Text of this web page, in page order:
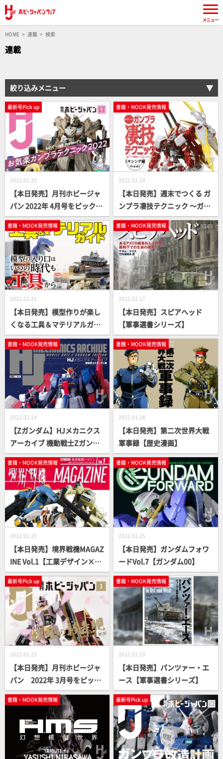
HOME 連載 検索
連載
絞り込みメニュー
最新号Pick up
2022.02.25
【本日発売】月刊ホビージャ
パン 2022年 4月号をピックア
ップ！
書籍・MOOK発売情報
2022.02.24
【本日発売】週末でつくる ガ
ンプラ凄技テクニック ～ガン
プラ簡単フィニッシュのスス
メ～ミキシング編【ガンプラ
HowTo MOOK】
書籍・MOOK発売情報
2022.02.21
【本日発売】模型作りが楽し
くなる工具＆マテリアルガイ
ド【月刊工具】
書籍・MOOK発売情報
2022.02.17
【本日発売】スピアヘッド
【軍事選書シリーズ】
書籍・MOOK発売情報
2022.02.14
【Zガンダム】HJメカニクス
アーカイブ 機動戦士Zガンダ
ム編【本日発売】
書籍・MOOK発売情報
2022.01.28
【本日発売】第二次世界大戦
軍事録【歴史漫画】
書籍・MOOK発売情報
2022.01.25
【本日発売】境界戦機MAGAZ
INE Vol.1【工業デザイン×最
新ロボット＝???】
書籍・MOOK発売情報
2022.01.25
【本日発売】ガンダムフォワ
ードVol.7【ガンダム00】
最新号Pick up
2022.01.25
【本日発売】月刊ホビージャ
パン 2022年 3月号をピック
アップ！
書籍・MOOK発売情報
2022.01.20
【本日発売】パンツァー・エ
ース【軍事選書シリーズ】
書籍・MOOK発売情報 最新号Pick up
メニュー